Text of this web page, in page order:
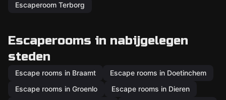
Escaperoom Terborg
Escaperooms in nabijgelegen
steden
Escape rooms in Braamt
Escape rooms in Doetinchem
Escape rooms in Groenlo
Escape rooms in Dieren